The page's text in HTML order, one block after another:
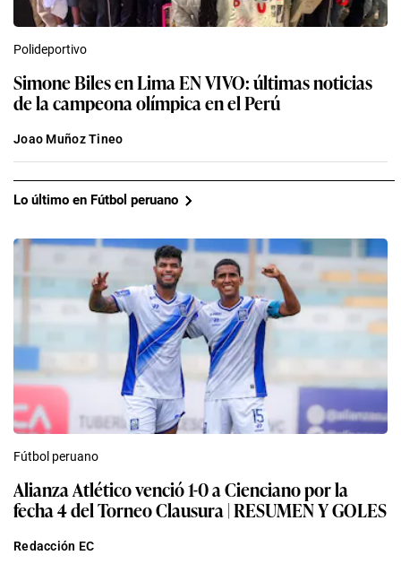
Polideportivo
Simone Biles en Lima EN VIVO: últimas noticias
de la campeona olímpica en el Perú
Joao Muñoz Tineo
Lo último en Fútbol peruano
Fútbol peruano
Alianza Atlético venció 1-0 a Cienciano por la
fecha 4 del Torneo Clausura | RESUMEN Y GOLES
Redacción EC